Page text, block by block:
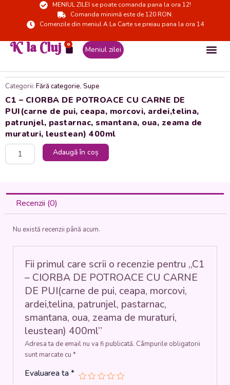
MENIUL ZILEI se poate comanda pana la ora 12!
Comanda minimă este de 120 RON.
Comenzile din meniul A La Carte se preiau pana la ora 14
K' la Cluj 0
Cart Meniul zilei
Categorii: Fără categorie, Supe
C1 – CIORBA DE POTROACE CU CARNE DE
PUI(carne de pui, ceapa, morcovi, ardei,telina,
patrunjel, pastarnac, smantana, oua, zeama de
muraturi, leustean) 400ml
Cantitate
POTROACE
DE
morcovi,
ardei,telina,
patrunjel,
smantana,
zeama
leustean)
Adaugă în coș
Recenzii (0)
Nu există recenzii până acum.
Fii primul care scrii o recenzie pentru „C1
– CIORBA DE POTROACE CU CARNE
DE PUI(carne de pui, ceapa, morcovi,
ardei,telina, patrunjel, pastarnac,
smantana, oua, zeama de muraturi,
leustean) 400ml”
Adresa ta de email nu va fi publicată. Câmpurile obligatorii
sunt marcate cu *
Evaluarea ta*